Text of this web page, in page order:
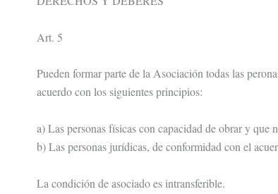
Art. 5
Pueden formar parte de la Asociación todas las
acuerdo con los siguientes principios:
a) Las personas físicas con capacidad de obrar y que
b) Las personas jurídicas, de conformidad con el
La condición de asociado es intransferible.